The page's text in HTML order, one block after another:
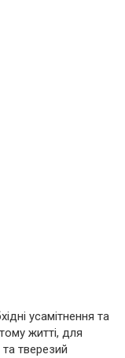
усамітнення та
житті, для
тверезий